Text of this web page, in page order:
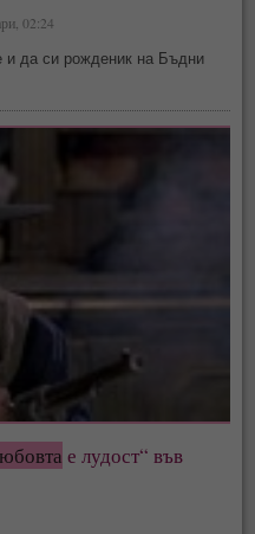
02:24
и да си рожденик на Бъдни
е лудост“ във